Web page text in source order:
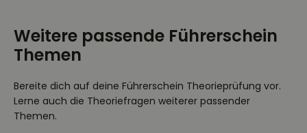
Weitere passende Führerschein
Themen
Bereite dich auf deine Führerschein Theorieprüfung vor.
Lerne auch die Theoriefragen weiterer passender
Themen.